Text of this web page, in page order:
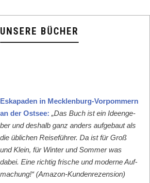
UNSERE BÜCHER
Eska­paden in Meck­len­burg-Vor­pom­mern
an der Ost­see: „Das Buch ist ein Ideenge­
ber und deshalb ganz anders aufge­baut als
die üblichen Reise­führer. Da ist für Groß
und Klein, für Win­ter und Som­mer was
dabei. Eine richtig frische und mod­erne Auf­
machung!“ (Ama­zon-Kun­den­rezen­sion)